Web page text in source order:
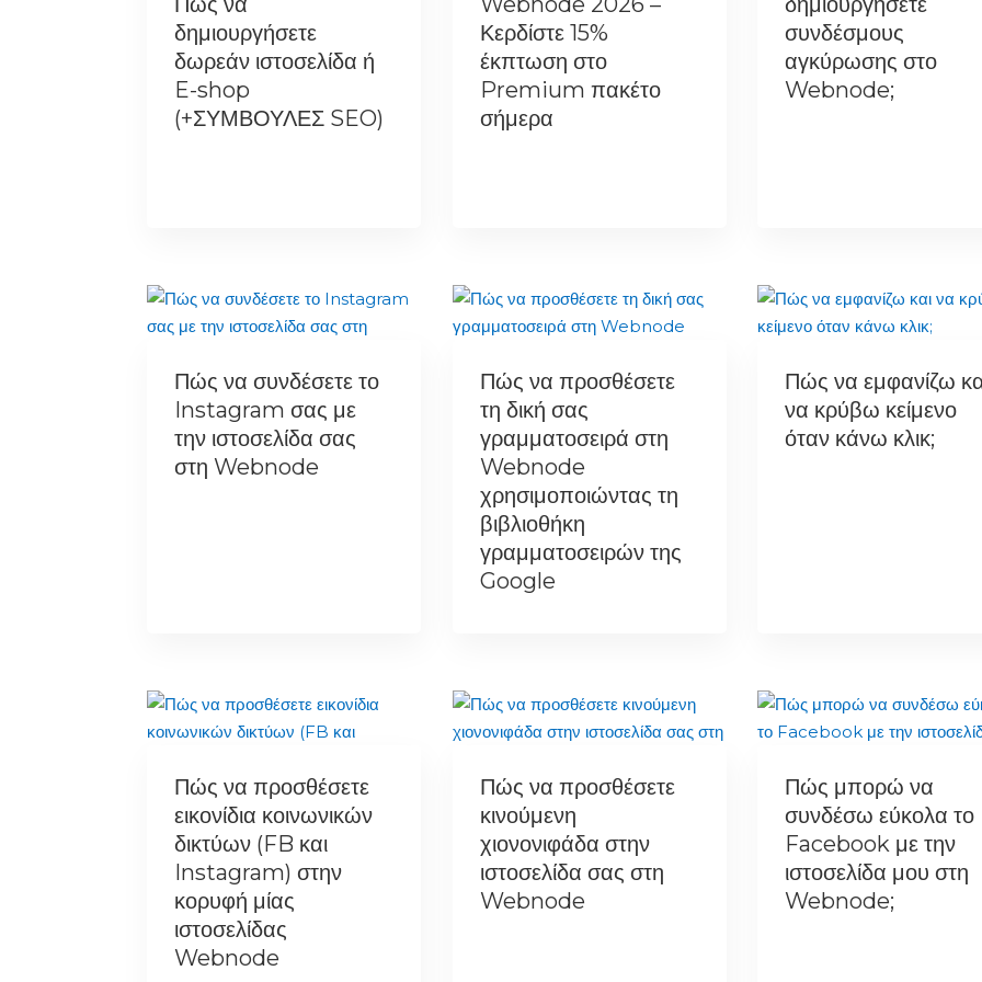
δημιουργήσετε
δωρεάν ιστοσελίδα ή
E-shop
(+ΣΥΜΒΟΥΛΕΣ SEO)
Κερδίστε 15%
έκπτωση στο
Premium πακέτο
σήμερα
συνδέσμους
αγκύρωσης στο
Webnode;
Πώς να συνδέσετε το
Instagram σας με
την ιστοσελίδα σας
στη Webnode
Πώς να προσθέσετε
τη δική σας
γραμματοσειρά στη
Webnode
χρησιμοποιώντας τη
βιβλιοθήκη
γραμματοσειρών της
Google
Πώς να εμφανίζω
να κρύβω κείμενο
όταν κάνω κλικ;
Πώς να προσθέσετε
εικονίδια κοινωνικών
δικτύων (FB και
Instagram) στην
κορυφή μίας
ιστοσελίδας
Webnode
Πώς να προσθέσετε
κινούμενη
χιονονιφάδα στην
ιστοσελίδα σας στη
Webnode
Πώς μπορώ να
συνδέσω εύκολα το
Facebook με την
ιστοσελίδα μου στη
Webnode;